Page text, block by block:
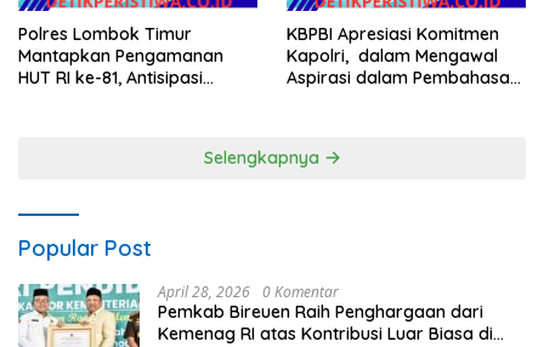
Polres Lombok Timur
Mantapkan Pengamanan
HUT RI ke-81, Antisipasi
KBPBI Apresiasi Komitmen
Kapolri, dalam Mengawal
Aspirasi dalam Pembahasan
Selengkapnya
Popular Post
April 28, 2026 0 Komentar
Pemkab Bireuen Raih Penghargaan dari
Kemenag RI atas Kontribusi Luar Biasa di